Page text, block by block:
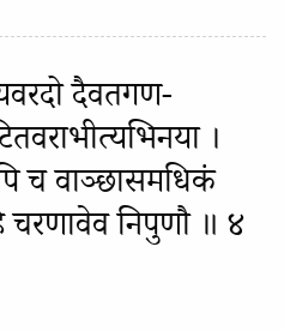
दैवतगण-
।
च वाञ्छासमधिकं
चरणावेव निपुणौ ॥ ४